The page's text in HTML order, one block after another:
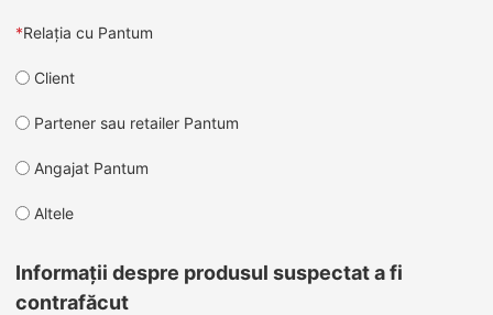
*Relația cu Pantum
Client
Partener sau retailer Pantum
Angajat Pantum
Altele
Informații despre produsul suspectat a fi
contrafăcut